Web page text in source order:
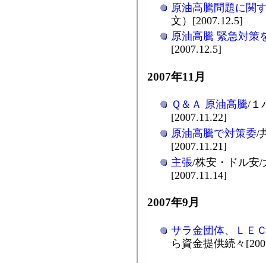
原油高騰問題に関
文）[2007.12.5]
原油高騰 緊急対策
[2007.12.5]
2007年11月
Ｑ＆Ａ 原油高騰/１
[2007.11.22]
原油高騰で対策委/
[2007.11.21]
主張/株安・ドル安/
[2007.11.14]
2007年9月
サラ金団体、ＬＥ
ら資金提供続々